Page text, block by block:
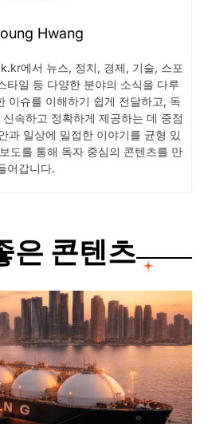
Hwang
에서 뉴스, 정치, 경제, 기술, 스포
타일 등 다양한 분야의 소식을 다루
이슈를 이해하기 쉽게 전달하고, 독
속하고 정확하게 제공하는 데 중점
과 일상에 밀접한 이야기를 균형 있
도를 통해 독자 중심의 콘텐츠를 만
어갑니다.
은 콘텐츠